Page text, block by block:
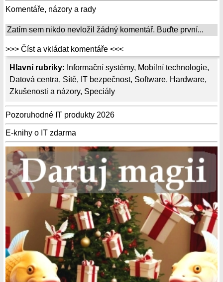
Hlavní rubriky: Informační systémy, Mobilní technologie,
Datová centra, Sítě, IT bezpečnost, Software, Hardware,
Zkušenosti a názory, Speciály
Pozoruhodné IT produkty 2026
E-knihy o IT zdarma
Komentáře, názory a rady
Zatím sem nikdo nevložil žádný komentář. Buďte první...
>>> Číst a vkládat komentáře <<<